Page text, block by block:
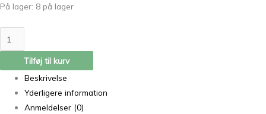
På lager: 8 på lager
Tilføj til kurv
Beskrivelse
Yderligere information
Anmeldelser (0)